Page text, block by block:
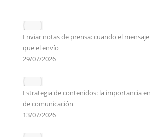
Enviar notas de prensa: cuando el
que el envío
29/07/2026
Estrategia de contenidos: la importancia
de comunicación
13/07/2026